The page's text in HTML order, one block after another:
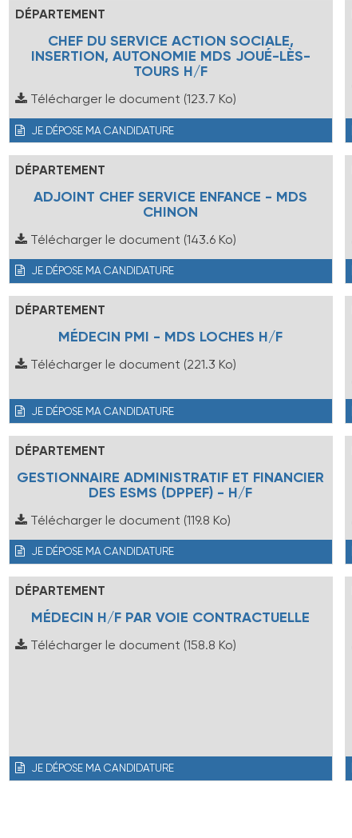
DÉPARTEMENT
CHEF DU SERVICE ACTION SOCIALE,
INSERTION, AUTONOMIE MDS JOUÉ-LÈS-
TOURS H/F
Télécharger le document (123.7 Ko)
JE DÉPOSE MA CANDIDATURE
DÉPARTEMENT
ADJOINT CHEF SERVICE ENFANCE - MDS
CHINON
Télécharger le document (143.6 Ko)
JE DÉPOSE MA CANDIDATURE
DÉPARTEMENT
MÉDECIN PMI - MDS LOCHES H/F
Télécharger le document (221.3 Ko)
JE DÉPOSE MA CANDIDATURE
DÉPARTEMENT
GESTIONNAIRE ADMINISTRATIF ET FINANCIER
DES ESMS (DPPEF) - H/F
Télécharger le document (119.8 Ko)
JE DÉPOSE MA CANDIDATURE
DÉPARTEMENT
MÉDECIN H/F PAR VOIE CONTRACTUELLE
Télécharger le document (158.8 Ko)
JE DÉPOSE MA CANDIDATURE